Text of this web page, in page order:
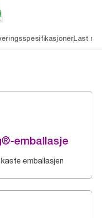
Last
emballasje
emballasjen